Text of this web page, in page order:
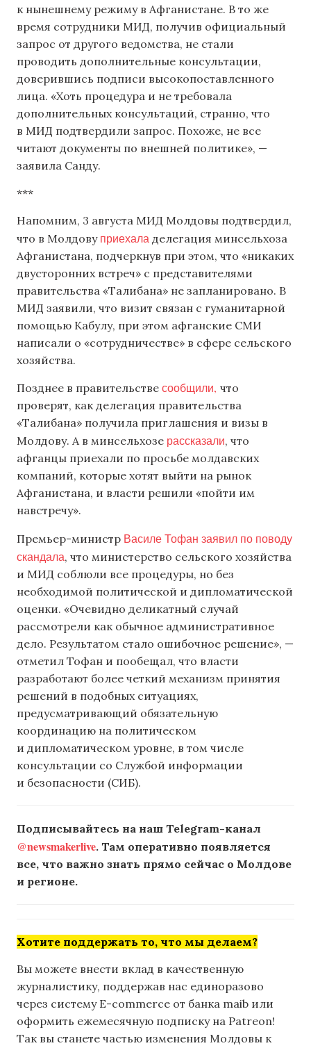
к нынешнему режиму в Афганистане. В то же
время сотрудники МИД, получив официальный
запрос от другого ведомства, не стали
проводить дополнительные консультации,
доверившись подписи высокопоставленного
лица. «Хоть процедура и не требовала
дополнительных консультаций, странно, что
в МИД подтвердили запрос. Похоже, не все
читают документы по внешней политике», —
заявила Санду.
***
Напомним, 3 августа МИД Молдовы подтвердил,
что в Молдову приехала делегация минсельхоза
Афганистана, подчеркнув при этом, что «никаких
двусторонних встреч» с представителями
правительства «Талибана» не запланировано. В
МИД заявили, что визит связан с гуманитарной
помощью Кабулу, при этом афганские СМИ
написали о «сотрудничестве» в сфере сельского
хозяйства.
Позднее в правительстве сообщили, что
проверят, как делегация правительства
«Талибана» получила приглашения и визы в
Молдову. А в минсельхозе рассказали, что
афганцы приехали по просьбе молдавских
компаний, которые хотят выйти на рынок
Афганистана, и власти решили «пойти им
навстречу».
Премьер-министр Василе Тофан заявил по поводу
скандала, что министерство сельского хозяйства
и МИД соблюли все процедуры, но без
необходимой политической и дипломатической
оценки. «Очевидно деликатный случай
рассмотрели как обычное административное
дело. Результатом стало ошибочное решение», —
отметил Тофан и пообещал, что власти
разработают более четкий механизм принятия
решений в подобных ситуациях,
предусматривающий обязательную
координацию на политическом
и дипломатическом уровне, в том числе
консультации со Службой информации
и безопасности (СИБ).
Подписывайтесь на наш Telegram-канал
@newsmakerlive. Там оперативно появляется
все, что важно знать прямо сейчас о Молдове
и регионе.
Хотите поддержать то, что мы делаем?
Вы можете внести вклад в качественную
журналистику, поддержав нас единоразово
через систему E-commerce от банка maib или
оформить ежемесячную подписку на Patreon!
Так вы станете частью изменения Молдовы к